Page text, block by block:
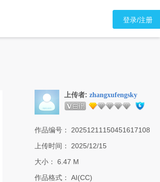
登录/注册
上传者: zhangxufengsky
作品编号：
20251211150451617108
上传时间：
2025/12/15
大小：
6.47 M
作品格式：
AI(CC)